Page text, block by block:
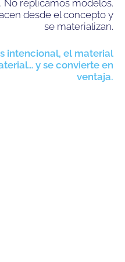
No replicamos modelos.
desde el concepto y
se materializan.
intencional, el material
y se convierte en
ventaja.